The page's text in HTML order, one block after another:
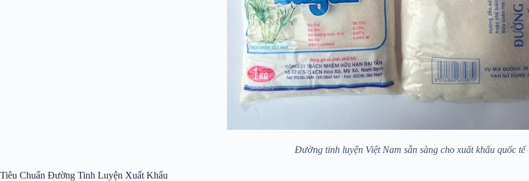
Đường tinh luyện Việt Nam sẵn sàng cho xuất khẩu quốc tế
Tiêu Chuẩn Đường Tinh Luyện Xuất Khẩu